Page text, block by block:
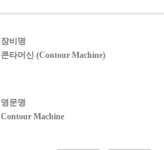
장비명
콘타머신 (Contour Machine)
영문명
Contour Machine